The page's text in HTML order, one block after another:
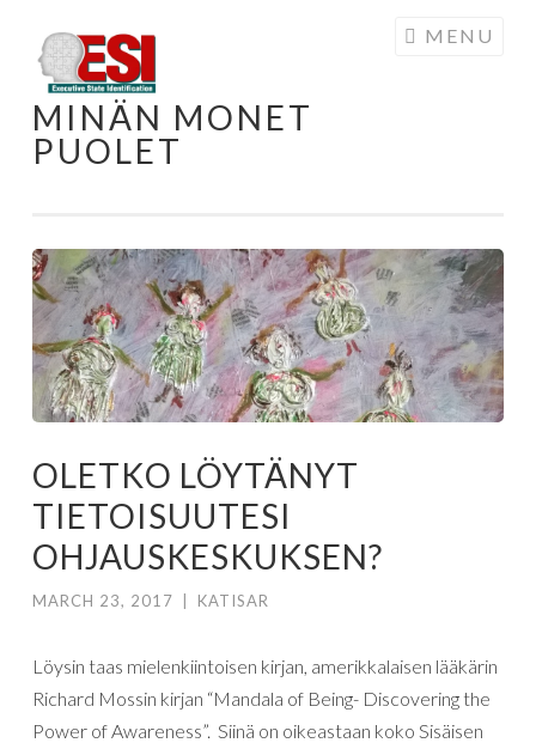
Skip to content
MINÄN MONET
PUOLET
MENU
OLETKO LÖYTÄNYT
TIETOISUUTESI
OHJAUSKESKUKSEN?
MARCH 23, 2017 KATISAR
Löysin taas mielenkiintoisen kirjan, amerikkalaisen lääkärin
Richard Mossin kirjan “Mandala of Being- Discovering the
Power of Awareness”. Siinä on oikeastaan koko Sisäisen